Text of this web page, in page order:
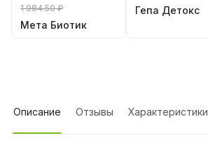
1 984.50 ₽
Мета Биотик
Гепа Детокс
Описание Отзывы Характеристики